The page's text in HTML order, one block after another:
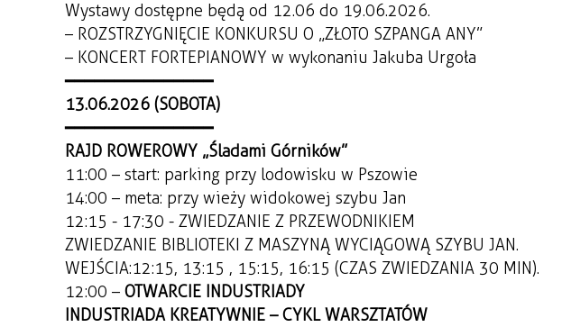
Wystawy dostępne będą od 12.06 do 19.06.2026.
– ROZSTRZYGNIĘCIE KONKURSU O „ZŁOTO SZPANGA ANY”
– KONCERT FORTEPIANOWY w wykonaniu Jakuba Urgoła
━━━━━━━━━━━━━━━
13.06.2026 (SOBOTA)
━━━━━━━━━━━━━━━
RAJD ROWEROWY „Śladami Górników”
11:00 – start: parking przy lodowisku w Pszowie
14:00 – meta: przy wieży widokowej szybu Jan
12:15 - 17:30 - ZWIEDZANIE Z PRZEWODNIKIEM
ZWIEDZANIE BIBLIOTEKI Z MASZYNĄ WYCIĄGOWĄ SZYBU JAN.
WEJŚCIA: 12:15, 13:15 , 15:15, 16:15 (CZAS ZWIEDZANIA 30 MIN).
12:00 – OTWARCIE INDUSTRIADY
INDUSTRIADA KREATYWNIE – CYKL WARSZTATÓW